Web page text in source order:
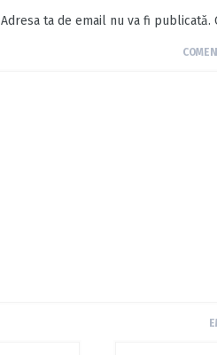
Adresa ta de email nu va fi publicată.